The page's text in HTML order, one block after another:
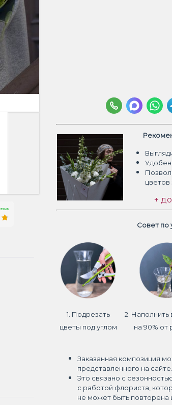
Удобен
цветов
+
Совет по
1. Подрезать
цветы под углом
2. Наполнить
на 90% от
Заказанная композиция
представленного на сайте.
Это связано с
с работой флориста,
не может быть повторена